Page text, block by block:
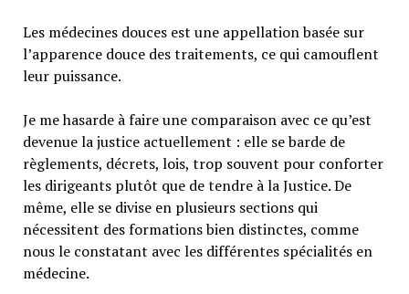
Les médecines douces est une appellation basée sur
l’apparence douce des traitements, ce qui camouflent
leur puissance.
Je me hasarde à faire une comparaison avec ce qu’est
devenue la justice actuellement : elle se barde de
règlements, décrets, lois, trop souvent pour conforter
les dirigeants plutôt que de tendre à la Justice. De
même, elle se divise en plusieurs sections qui
nécessitent des formations bien distinctes, comme
nous le constatant avec les différentes spécialités en
médecine.